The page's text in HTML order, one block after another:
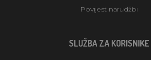
Povijest narudžbi
SLUŽBA ZA KORISNIKE